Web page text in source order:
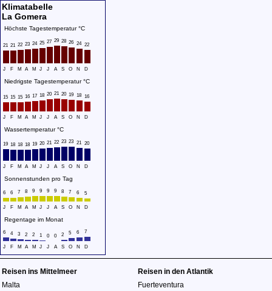
Klimatabelle
La Gomera
Höchste Tagestemperatur °C
21 21 22 23 24 25 27 29 28 26 24 22
J F M A M J J A S O N D
Niedrigste Tagestemperatur °C
15 15 15 16 17 18 20 21 20 19 18 16
J F M A M J J A S O N D
Wassertemperatur °C
19 18 18 18 19 20 21 22 23 23 21 20
J F M A M J J A S O N D
Sonnenstunden pro Tag
6 6 7 8 9 9 9 9 8 7 6 5
J F M A M J J A S O N D
Regentage im Monat
6 4 3 2 2 1 0 0 2 5 6 7
J F M A M J J A S O N D
Reisen ins Mittelmeer
Malta
Reisen in den Atlantik
Fuerteventura